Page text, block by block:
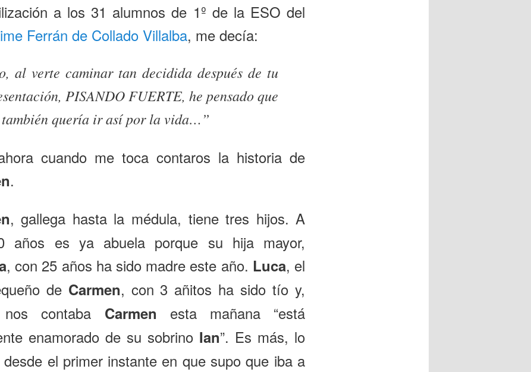
a los 31 alumnos de 1º de la ESO del
Ferrán de Collado Villalba, me decía:
al verte caminar tan decidida después de tu
PISANDO FUERTE, he pensado que
quería ir así por la vida…”
cuando me toca contaros la historia de
.
, gallega hasta la médula, tiene tres hijos. A
años es ya abuela porque su hija mayor,
, con 25 años ha sido madre este año. Luca, el
de Carmen, con 3 añitos ha sido tío y,
contaba Carmen esta mañana “está
enamorado de su sobrino Ian”. Es más, lo
desde el primer instante en que supo que iba a